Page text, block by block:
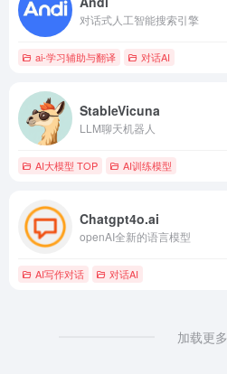
对话式人工智能搜索引擎
ai-学习辅助与翻译 对话AI
StableVicuna
LLM聊天机器人
AI大模型 TOP AI训练模型
Chatgpt4o.ai
openAI全新的语言模型
AI写作对话 对话AI
加载更多